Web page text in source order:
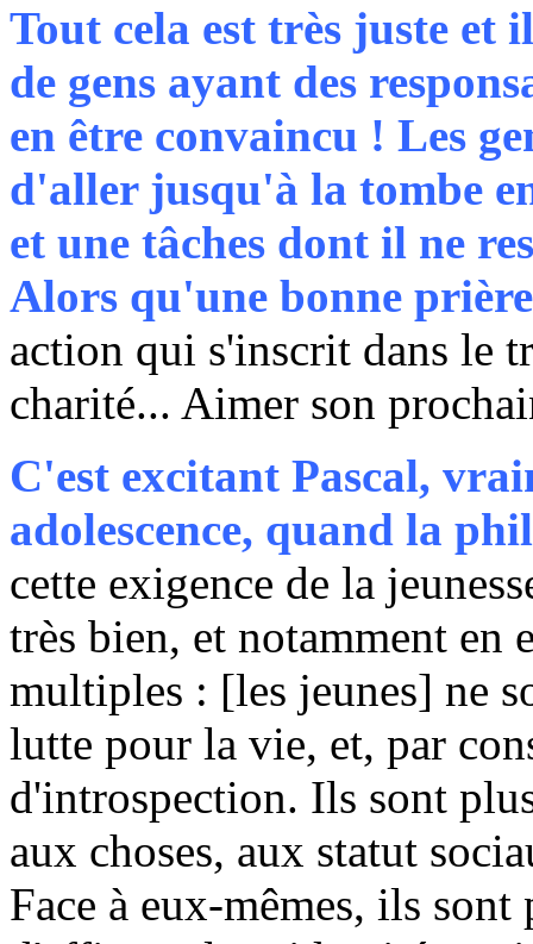
Tout cela est très juste et
de gens ayant des
en être convaincu ! Les
d'aller jusqu'à la tombe
et une tâches dont il ne
Alors qu'une bonne
action qui s'inscrit dans le
charité... Aimer son
C'est excitant Pascal,
adolescence, quand la
cette exigence de la
très bien, et notamment en
multiples : [les jeunes] ne
lutte pour la vie, et, par
d'introspection. Ils sont
aux choses, aux statut
Face à eux-mêmes, ils